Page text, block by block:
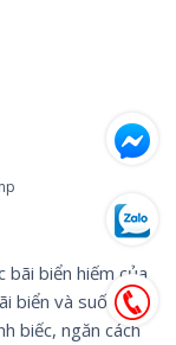
bãi biển hiếm của
biển và suối nước
biếc, ngăn cách